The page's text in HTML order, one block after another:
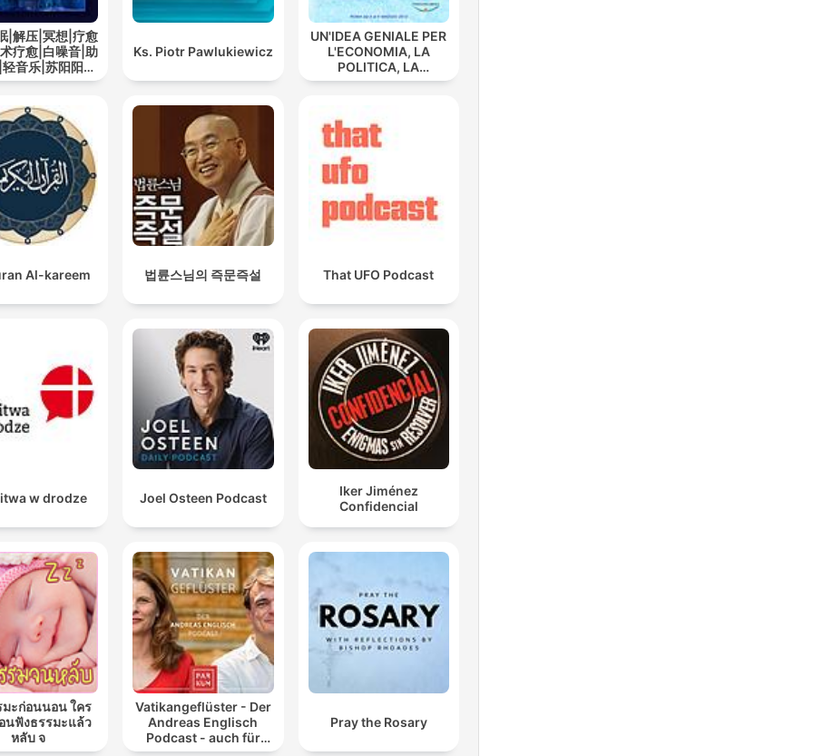
|解压|冥想|疗愈
疗愈|白噪音|助
音乐|苏阳阳频
道
Ks. Piotr Pawlukiewicz
UN'IDEA GENIALE PER
L'ECONOMIA, LA
POLITICA, LA
CULTURA - La
Steiner
Al-kareem 법륜스님의 즉문즉설 That UFO Podcast
w drodze Joel Osteen Podcast
Iker Jiménez
Confidencial
ะก่อนนอน ใคร
นฟังธรรมะแล้ว
หลับ จ
Vatikangeflüster - Der
Andreas Englisch
Podcast - auch für
Atheisten
Pray the Rosary